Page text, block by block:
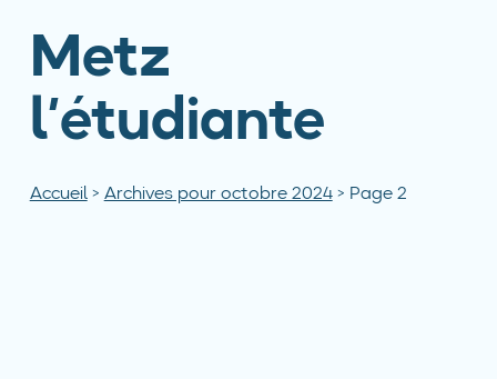
Metz
l’étudiante
Accueil> Archives pour octobre 2024> Page 2